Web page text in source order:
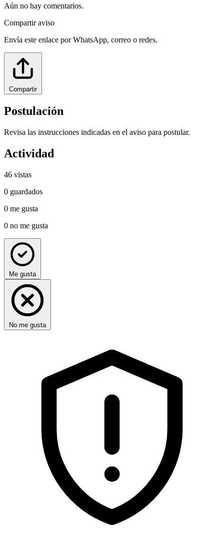
Aún no hay comentarios.
Compartir aviso
Envía este enlace por WhatsApp, correo o redes.
Compartir
Postulación
Revisa las instrucciones indicadas en el aviso para postular.
Actividad
46 vistas
0 guardados
0 me gusta
0 no me gusta
Me gusta
No me gusta